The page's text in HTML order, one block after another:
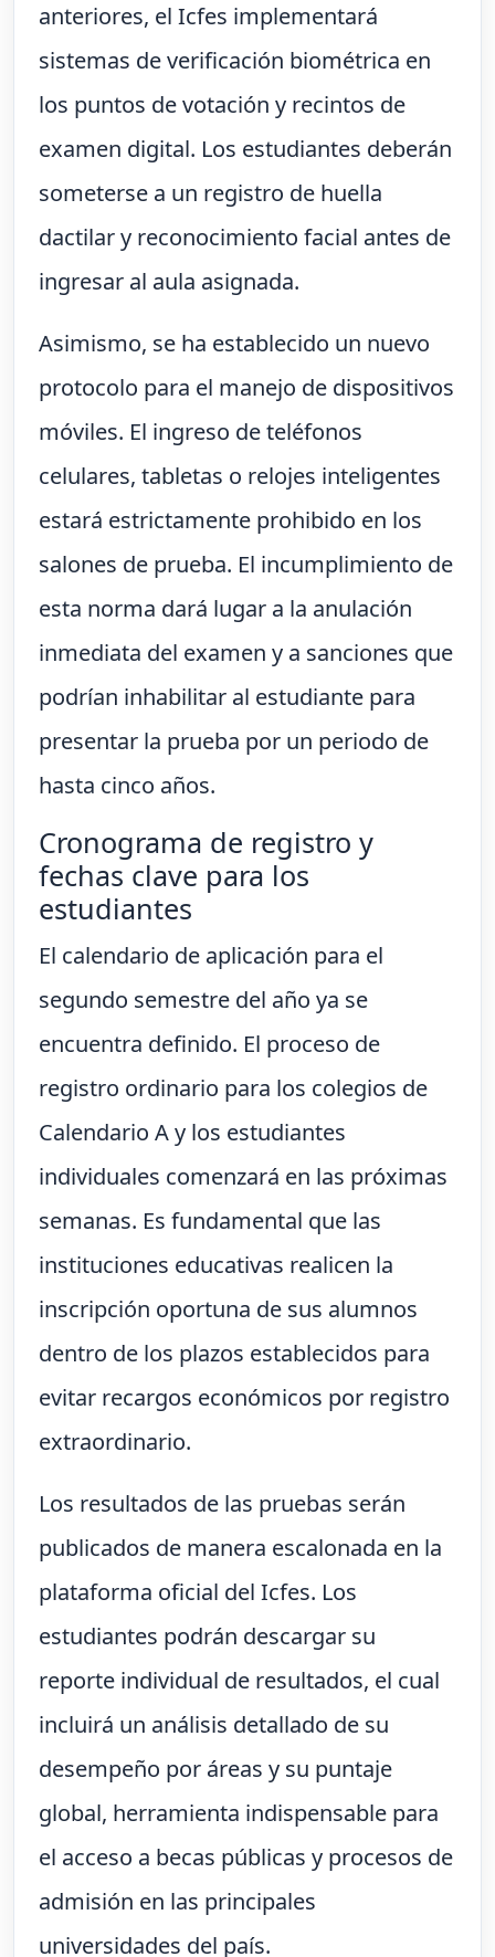
anteriores, el Icfes implementará
sistemas de verificación biométrica en
los puntos de votación y recintos de
examen digital. Los estudiantes deberán
someterse a un registro de huella
dactilar y reconocimiento facial antes de
ingresar al aula asignada.
Asimismo, se ha establecido un nuevo
protocolo para el manejo de dispositivos
móviles. El ingreso de teléfonos
celulares, tabletas o relojes inteligentes
estará estrictamente prohibido en los
salones de prueba. El incumplimiento de
esta norma dará lugar a la anulación
inmediata del examen y a sanciones que
podrían inhabilitar al estudiante para
presentar la prueba por un periodo de
hasta cinco años.
Cronograma de registro y
fechas clave para los
estudiantes
El calendario de aplicación para el
segundo semestre del año ya se
encuentra definido. El proceso de
registro ordinario para los colegios de
Calendario A y los estudiantes
individuales comenzará en las próximas
semanas. Es fundamental que las
instituciones educativas realicen la
inscripción oportuna de sus alumnos
dentro de los plazos establecidos para
evitar recargos económicos por registro
extraordinario.
Los resultados de las pruebas serán
publicados de manera escalonada en la
plataforma oficial del Icfes. Los
estudiantes podrán descargar su
reporte individual de resultados, el cual
incluirá un análisis detallado de su
desempeño por áreas y su puntaje
global, herramienta indispensable para
el acceso a becas públicas y procesos de
admisión en las principales
universidades del país.